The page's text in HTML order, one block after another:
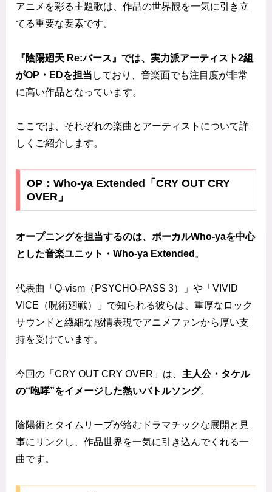
アニメを彩る主題歌は、作品の世界観を一気に引き立
てる重要な要素です。
『陰陽廻天 Re:バース』では、実力派アーティスト2組
がOP・EDを担当 しており、音楽面でも注目度が非常
に高い作品となっています。
ここでは、それぞれの楽曲とアーティストについて詳
しくご紹介します。
OP：Who-ya Extended「CRY OUT CRY
OVER」
オープニングを担当するのは、ボーカルWho-yaを中心
とした音楽ユニット・Who-ya Extended 。
代表曲「Q-vism（PSYCHO-PASS 3）」や「VIVID
VICE（呪術廻戦）」で知られる彼らは、重厚なロック
サウンドと繊細な感情表現でアニメファンから厚い支
持を受けています。
今回の「CRY OUT CRY OVER」は、 主人公・タケル
の“咆哮”をイメージした熱いバトルソング。
陰陽術とタイムリープが絡むドラマチックな展開と見
事にリンクし、作品世界を一気に引き込んでくれる一
曲です。